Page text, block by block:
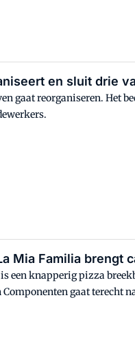
en sluit drie
gaat reorganiseren. Het
Mia Familia brengt
een knapperig pizza
gaat terecht